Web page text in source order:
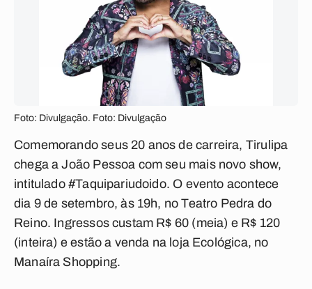
Foto: Divulgação. Foto: Divulgação
Comemorando seus 20 anos de carreira, Tirulipa
chega a João Pessoa com seu mais novo show,
intitulado #Taquipariudoido. O evento acontece
dia 9 de setembro, às 19h, no Teatro Pedra do
Reino. Ingressos custam R$ 60 (meia) e R$ 120
(inteira) e estão a venda na loja Ecológica, no
Manaíra Shopping.